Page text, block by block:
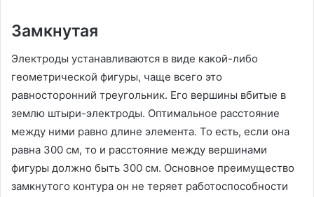
Замкнутая
Электроды устанавливаются в виде какой-либо
геометрической фигуры, чаще всего это
равносторонний треугольник. Его вершины вбитые в
землю штыри-электроды. Оптимальное расстояние
между ними равно длине элемента. То есть, если она
равна 300 см, то и расстояние между вершинами
фигуры должно быть 300 см. Основное преимущество
замкнутого контура он не теряет работоспособности